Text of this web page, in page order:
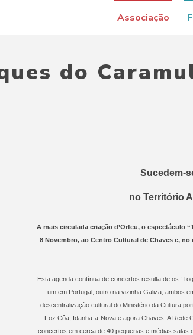
Associação
do
Sucedem-
no Território
A mais circulada criação d’Orfeu, o espectáculo
8 Novembro, ao Centro Cultural de Chaves e,
Esta agenda contínua de concertos resulta de os
um em Portugal, outro na vizinha Galiza, ambos
descentralização cultural do Ministério da Cultura
Foz Côa, Idanha-a-Nova e agora Chaves. A Rede
concertos em cerca de 40 pequenas e médias salas